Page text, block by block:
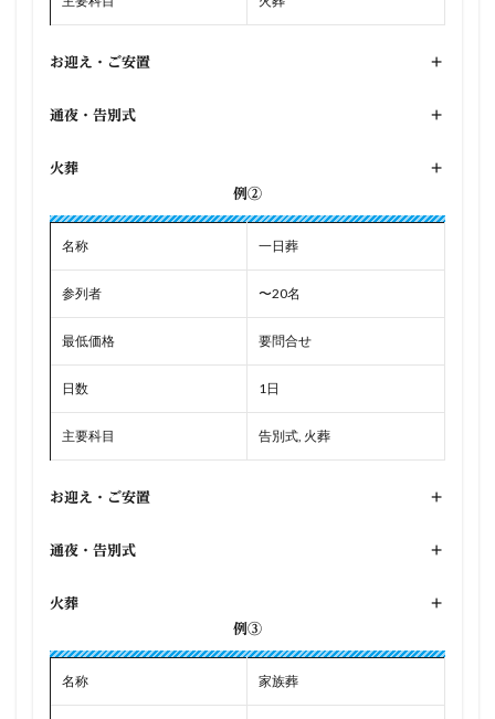
お迎え・ご安置 +
通夜・告別式 +
火葬
+
例②
名称 一日葬
参列者 〜20名
最低価格 要問合せ
日数 1日
主要科目 告別式, 火葬
お迎え・ご安置 +
通夜・告別式 +
火葬
+
例③
名称 家族葬